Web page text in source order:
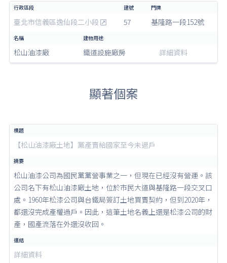
臺北市信義區逸仙段二小段 57 基隆路一段152號
松山油漆廠 鐵道設施廠房 詳細資料
顯著個案
【松山油漆廠土地】黨產賣給國家至今未過戶
松山油漆公司為國民黨黨營事業之一，但現在已經沒有營運。該
公司名下有松山油漆廠土地，位於市民大道與基隆路一段交叉口
處。1960年松漆公司與台鐵局簽訂土地買賣契約，但到2020年，
都還沒完成產權過戶。因此，這筆土地名義上還是松漆公司的財
產，國產流落在外還沒收回。
詳細資料